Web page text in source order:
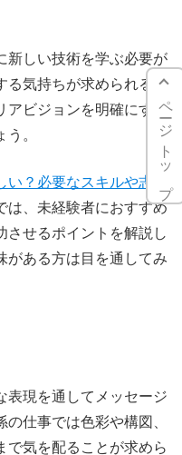
新しい技術を学ぶ必要が
る気持ちが求められる可
アビジョンを明確にする
。
？必要なスキルや志望
は、未経験者におすすめ
せるポイントを解説し
がある方は目を通してみ
表現を通してメッセージ
仕事では色彩や構図、
で気を配ることが求めら
ページトップ